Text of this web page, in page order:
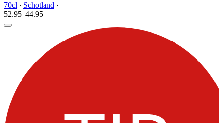
70cl · Schotland ·
52.95 44.95